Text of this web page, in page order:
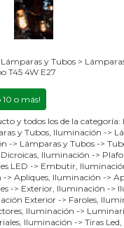
Lámparas y Tubos >
T45 4W E27
10 o más!
y todos los de la
y Tubos, Iluminación ->
-> Lámparas y Tubos ->
Iluminación ->
LED -> Embutir,
> Apliques, Iluminación ->
-> Exterior, Iluminación ->
Exterior -> Faroles,
Iluminación ->
Iluminación -> Tiras